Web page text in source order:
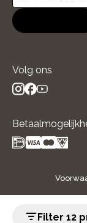
Filter 12
Volg ons